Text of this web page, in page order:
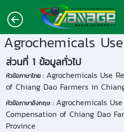
ส่วนที่ 1 ข้อมูลทั่วไป
หัวข้อภาษาไทย : Agrochemicals Use
of Chiang Dao Farmers in
หัวข้อภาษาอังกฤษ : Agrochemicals
Compensation of Chiang Dao
Province